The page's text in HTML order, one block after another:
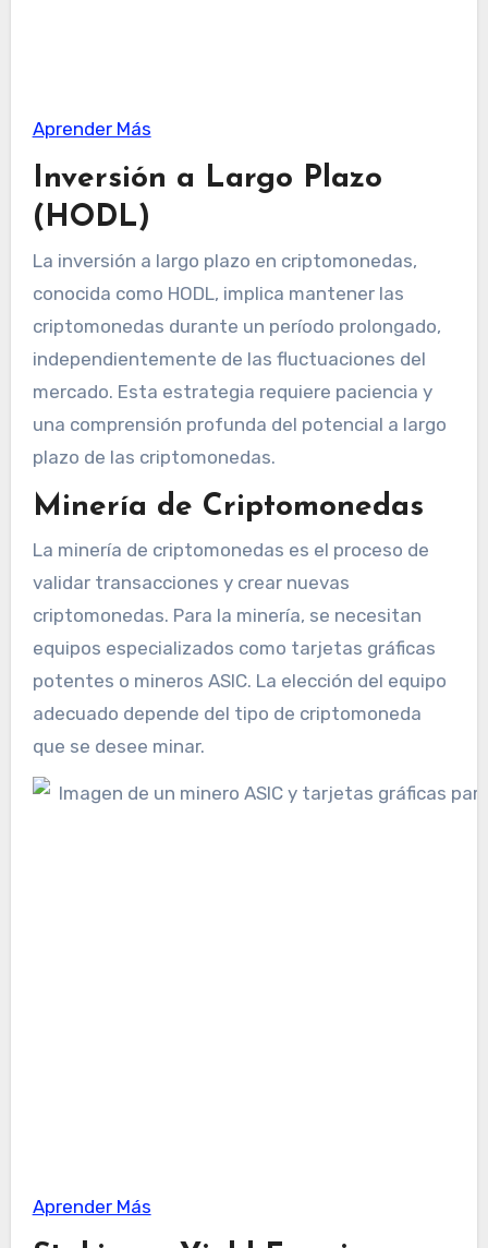
Aprender Más
Inversión a Largo Plazo
(HODL)
La inversión a largo plazo en criptomonedas,
conocida como HODL, implica mantener las
criptomonedas durante un período prolongado,
independientemente de las fluctuaciones del
mercado. Esta estrategia requiere paciencia y
una comprensión profunda del potencial a largo
plazo de las criptomonedas.
Minería de Criptomonedas
La minería de criptomonedas es el proceso de
validar transacciones y crear nuevas
criptomonedas. Para la minería, se necesitan
equipos especializados como tarjetas gráficas
potentes o mineros ASIC. La elección del equipo
adecuado depende del tipo de criptomoneda
que se desee minar.
Aprender Más